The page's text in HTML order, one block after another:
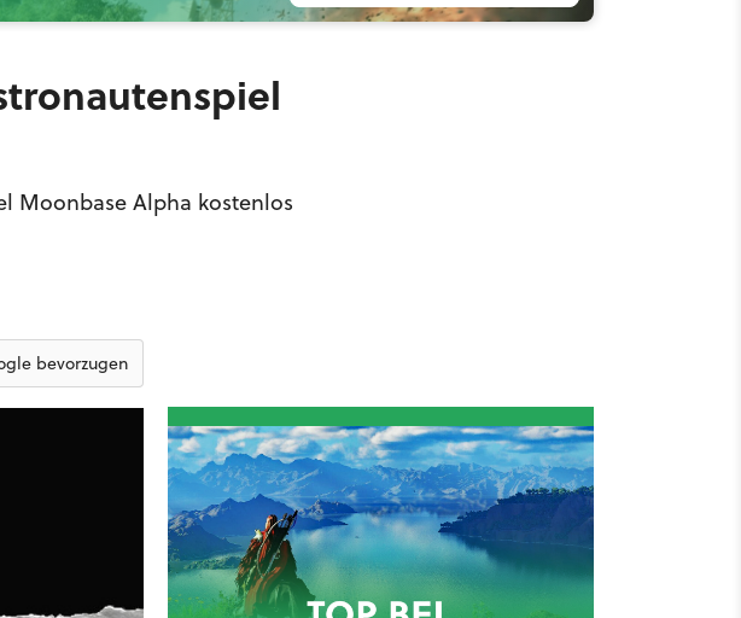
Moonbase Alpha kostenlos
bevorzugen